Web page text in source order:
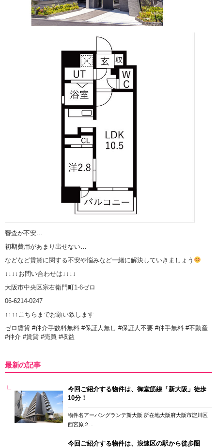
審査が不安…
初期費用があまり出せない…
などなど賃貸に関する不安や悩みなど一緒に解決していきましょう
↓↓↓↓お問い合わせは↓↓↓↓
大阪市中央区宗右衛門町1-6ゼロ
06-6214-0247
↑↑↑↑こちらまでお願い致します
ゼロ賃貸 #仲介手数料無料 #保証人無し #保証人不要 #仲手無料 #不動産
#仲介 #賃貸 #売買 #収益
最新の記事
今回ご紹介する物件は、御堂筋線「新大阪」徒歩
10分！
物件名アーバングランデ新大阪 所在地大阪府大阪市淀川区
西宮原２...
今回ご紹介する物件は、浪速区の駅から徒歩圏